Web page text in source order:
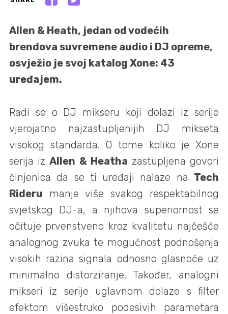
Allen & Heath, jedan od vodećih
brendova suvremene audio i DJ opreme,
osvježio je svoj katalog Xone: 43
uređajem.
Radi se o DJ mikseru koji dolazi iz serije
vjerojatno najzastupljenijih DJ mikseta
visokog standarda. O tome koliko je Xone
serija izAllen & Heatha zastupljena govori
činjenica da se ti uređaji nalaze na Tech
Rideru manje više svakog respektabilnog
svjetskog DJ-a, a njihova superiornost se
očituje prvenstveno kroz kvalitetu najčešće
analognog zvuka te mogućnost podnošenja
visokih razina signala odnosno glasnoće uz
minimalno distorziranje. Također, analogni
mikseri iz serije uglavnom dolaze s filter
efektom višestruko podesivih parametara